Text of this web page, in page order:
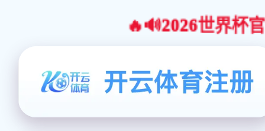
🔥🔊2026世界杯官网合